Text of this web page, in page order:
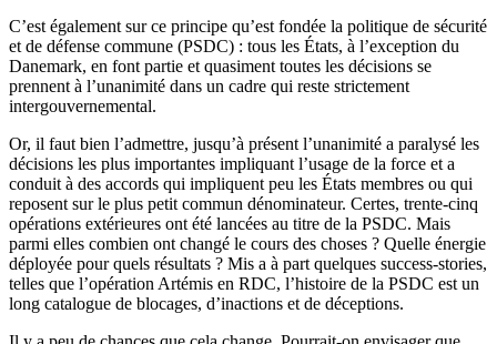
C’est également sur ce principe qu’est fondée la politique de sécurité
et de défense commune (PSDC) : tous les États, à l’exception du
Danemark, en font partie et quasiment toutes les décisions se
prennent à l’unanimité dans un cadre qui reste strictement
intergouvernemental.
Or, il faut bien l’admettre, jusqu’à présent l’unanimité a paralysé les
décisions les plus importantes impliquant l’usage de la force et a
conduit à des accords qui impliquent peu les États membres ou qui
reposent sur le plus petit commun dénominateur. Certes, trente-cinq
opérations extérieures ont été lancées au titre de la PSDC. Mais
parmi elles combien ont changé le cours des choses ? Quelle énergie
déployée pour quels résultats ? Mis a à part quelques success-stories,
telles que l’opération Artémis en RDC, l’histoire de la PSDC est un
long catalogue de blocages, d’inactions et de déceptions.